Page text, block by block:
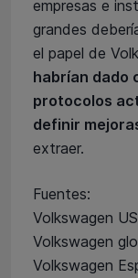
empresas e
grandes
el papel de
habrían dado
protocolos
definir
extraer.
Fuentes:
Volkswagen
Volkswagen
Volkswagen